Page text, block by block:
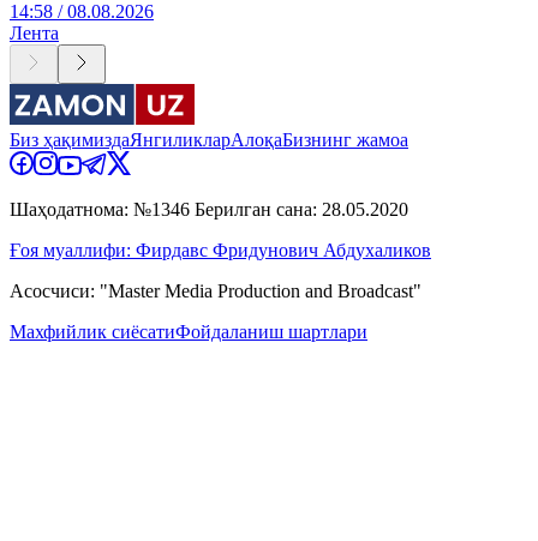
14:58 / 08.08.2026
Лента
Биз ҳақимиздаЯнгиликларАлоқаБизнинг жамоа
Шаҳодатнома: №1346 Берилган сана: 28.05.2020
Ғоя муаллифи: Фирдавс Фридунович Абдухаликов
Асосчиси: "Master Media Production and Broadcast"
Махфийлик сиёсатиФойдаланиш шартлари